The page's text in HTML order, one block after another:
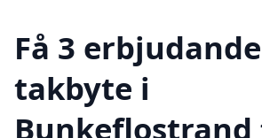
Få 3
takbyte i
Bunkeflostrand